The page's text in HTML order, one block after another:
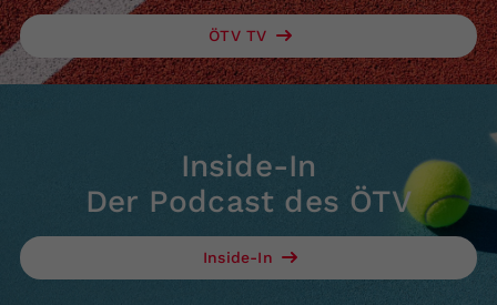
ÖTV TV
Inside-In
Der Podcast des ÖTV
Inside-In